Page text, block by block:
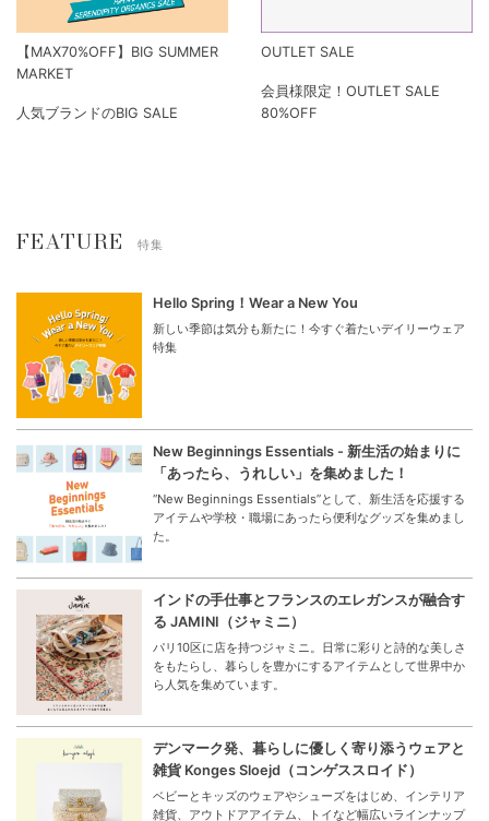
【MAX70%OFF】BIG SUMMER
MARKET
人気ブランドのBIG SALE
OUTLET SALE
会員様限定！OUTLET SALE
80%OFF
FEATURE 特集
Hello Spring！Wear a New You
新しい季節は気分も新たに！今すぐ着たいデイリーウェア
特集
New Beginnings Essentials - 新生活の始まりに
「あったら、うれしい」を集めました！
“New Beginnings Essentials”として、新生活を応援する
アイテムや学校・職場にあったら便利なグッズを集めまし
た。
インドの手仕事とフランスのエレガンスが融合す
る JAMINI（ジャミニ）
パリ10区に店を持つジャミニ。日常に彩りと詩的な美しさ
をもたらし、暮らしを豊かにするアイテムとして世界中か
ら人気を集めています。
デンマーク発、暮らしに優しく寄り添うウェアと
雑貨 Konges Sloejd（コンゲススロイド）
ベビーとキッズのウェアやシューズをはじめ、インテリア
雑貨、アウトドアアイテム、トイなど幅広いラインナップ